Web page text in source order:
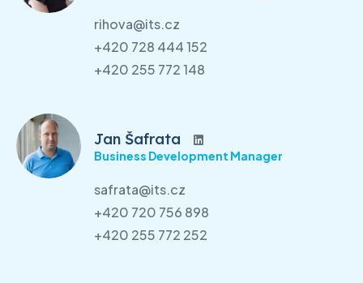
rihova@its.cz
+420 728 444 152
+420 255 772 148
Jan Šafrata
Business Development Manager
safrata@its.cz
+420 720 756 898
+420 255 772 252